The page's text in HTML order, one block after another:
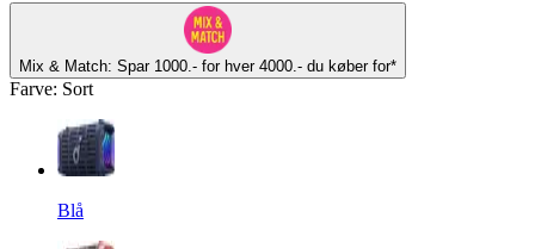
Mix & Match: Spar 1000.- for hver 4000.- du køber for*
Farve: Sort
Blå